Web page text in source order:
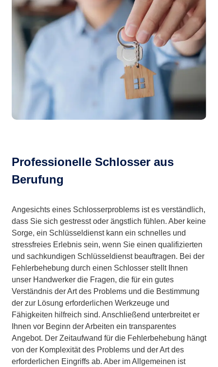
Professionelle Schlosser aus
Berufung
Angesichts eines Schlosserproblems ist es verständlich,
dass Sie sich gestresst oder ängstlich fühlen. Aber keine
Sorge, ein Schlüsseldienst kann ein schnelles und
stressfreies Erlebnis sein, wenn Sie einen qualifizierten
und sachkundigen Schlüsseldienst beauftragen. Bei der
Fehlerbehebung durch einen Schlosser stellt Ihnen
unser Handwerker die Fragen, die für ein gutes
Verständnis der Art des Problems und die Bestimmung
der zur Lösung erforderlichen Werkzeuge und
Fähigkeiten hilfreich sind. Anschließend unterbreitet er
Ihnen vor Beginn der Arbeiten ein transparentes
Angebot. Der Zeitaufwand für die Fehlerbehebung hängt
von der Komplexität des Problems und der Art des
erforderlichen Eingriffs ab. Aber im Allgemeinen ist